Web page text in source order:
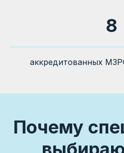
8
аккредитованных
Почему